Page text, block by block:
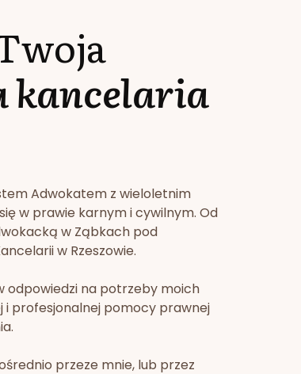
kancelaria
Adwokatem z wieloletnim
w prawie karnym i cywilnym. Od
w Ząbkach pod
w Rzeszowie.
odpowiedzi na potrzeby moich
i profesjonalnej pomocy prawnej
przeze mnie, lub przez